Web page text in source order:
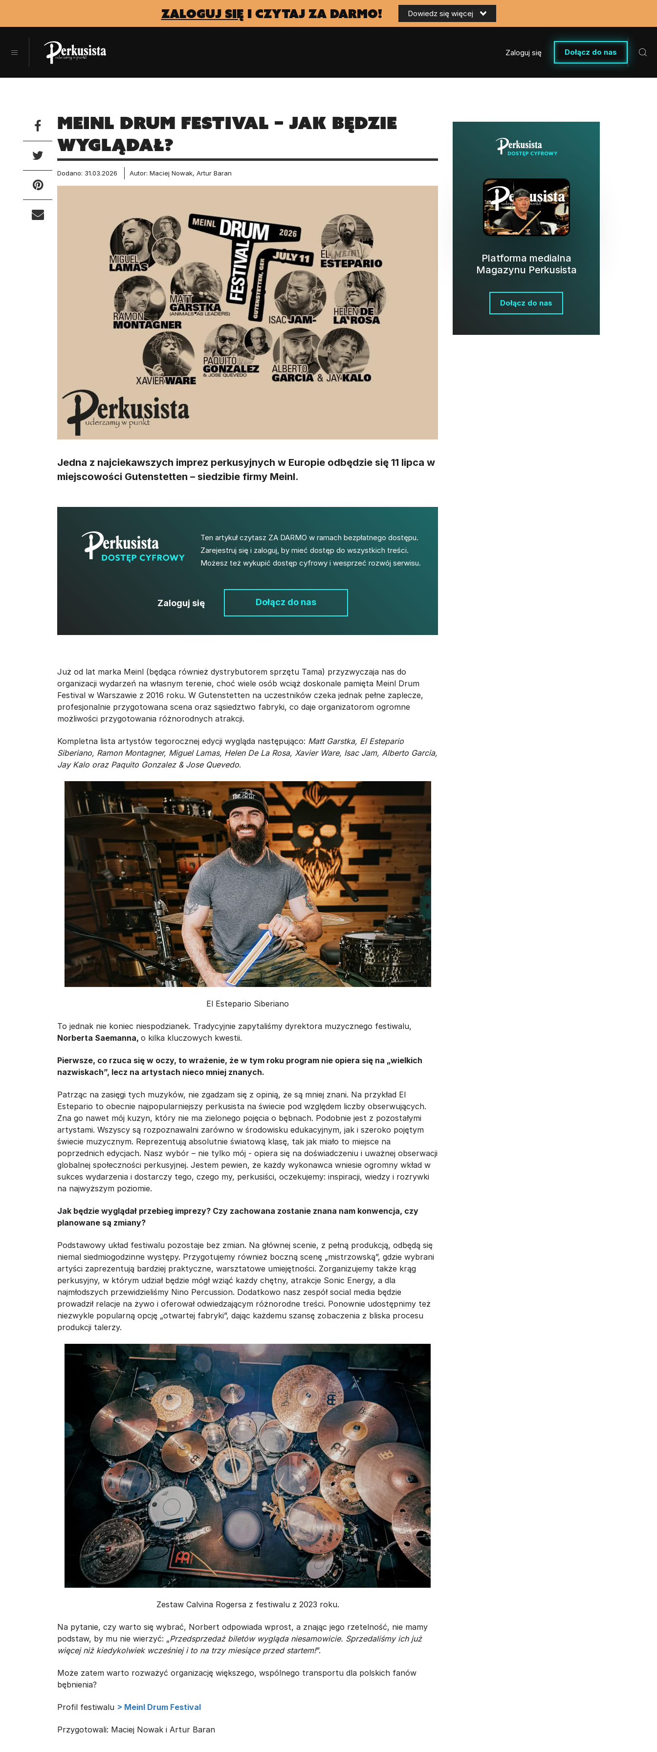
zaloguj się i czytaj za darmo! Dowiedz się więcej
Zaloguj się Dołącz do nas
Meinl Drum Festival – jak będzie
wyglądał?
Dodano: 31.03.2026 Autor: Maciej Nowak, Artur Baran
Jedna z najciekawszych imprez perkusyjnych w Europie odbędzie się 11 lipca w
miejscowości Gutenstetten – siedzibie firmy Meinl.
Ten artykuł czytasz ZA DARMO w ramach bezpłatnego dostępu.
Zarejestruj się i zaloguj, by mieć dostęp do wszystkich treści.
Możesz też wykupić dostęp cyfrowy i wesprzeć rozwój serwisu.
Zaloguj się Dołącz do nas
Już od lat marka Meinl (będąca również dystrybutorem sprzętu Tama) przyzwyczaja nas do
organizacji wydarzeń na własnym terenie, choć wiele osób wciąż doskonale pamięta Meinl Drum
Festival w Warszawie z 2016 roku. W Gutenstetten na uczestników czeka jednak pełne zaplecze,
profesjonalnie przygotowana scena oraz sąsiedztwo fabryki, co daje organizatorom ogromne
możliwości przygotowania różnorodnych atrakcji.
Kompletna lista artystów tegorocznej edycji wygląda następująco: Matt Garstka, El Estepario
Siberiano, Ramon Montagner, Miguel Lamas, Helen De La Rosa, Xavier Ware, Isac Jam, Alberto Garcia,
Jay Kalo oraz Paquito Gonzalez & Jose Quevedo.
El Estepario Siberiano
To jednak nie koniec niespodzianek. Tradycyjnie zapytaliśmy dyrektora muzycznego festiwalu,
Norberta Saemanna, o kilka kluczowych kwestii.
Pierwsze, co rzuca się w oczy, to wrażenie, że w tym roku program nie opiera się na „wielkich
nazwiskach”, lecz na artystach nieco mniej znanych.
Patrząc na zasięgi tych muzyków, nie zgadzam się z opinią, że są mniej znani. Na przykład El
Estepario to obecnie najpopularniejszy perkusista na świecie pod względem liczby obserwujących.
Zna go nawet mój kuzyn, który nie ma zielonego pojęcia o bębnach. Podobnie jest z pozostałymi
artystami. Wszyscy są rozpoznawalni zarówno w środowisku edukacyjnym, jak i szeroko pojętym
świecie muzycznym. Reprezentują absolutnie światową klasę, tak jak miało to miejsce na
poprzednich edycjach. Nasz wybór – nie tylko mój - opiera się na doświadczeniu i uważnej obserwacji
globalnej społeczności perkusyjnej. Jestem pewien, że każdy wykonawca wniesie ogromny wkład w
sukces wydarzenia i dostarczy tego, czego my, perkusiści, oczekujemy: inspiracji, wiedzy i rozrywki
na najwyższym poziomie.
Jak będzie wyglądał przebieg imprezy? Czy zachowana zostanie znana nam konwencja, czy
planowane są zmiany?
Podstawowy układ festiwalu pozostaje bez zmian. Na głównej scenie, z pełną produkcją, odbędą się
niemal siedmiogodzinne występy. Przygotujemy również boczną scenę „mistrzowską”, gdzie wybrani
artyści zaprezentują bardziej praktyczne, warsztatowe umiejętności. Zorganizujemy także krąg
perkusyjny, w którym udział będzie mógł wziąć każdy chętny, atrakcje Sonic Energy, a dla
najmłodszych przewidzieliśmy Nino Percussion. Dodatkowo nasz zespół social media będzie
prowadził relacje na żywo i oferował odwiedzającym różnorodne treści. Ponownie udostępnimy też
niezwykle popularną opcję „otwartej fabryki”, dając każdemu szansę zobaczenia z bliska procesu
produkcji talerzy.
Zestaw Calvina Rogersa z festiwalu z 2023 roku.
Na pytanie, czy warto się wybrać, Norbert odpowiada wprost, a znając jego rzetelność, nie mamy
podstaw, by mu nie wierzyć: „Przedsprzedaż biletów wygląda niesamowicie. Sprzedaliśmy ich już
więcej niż kiedykolwiek wcześniej i to na trzy miesiące przed startem!”.
Może zatem warto rozważyć organizację większego, wspólnego transportu dla polskich fanów
bębnienia?
Profil festiwalu > Meinl Drum Festival
Przygotowali: Maciej Nowak i Artur Baran
Platforma medialna
Magazynu Perkusista
Dołącz do nas